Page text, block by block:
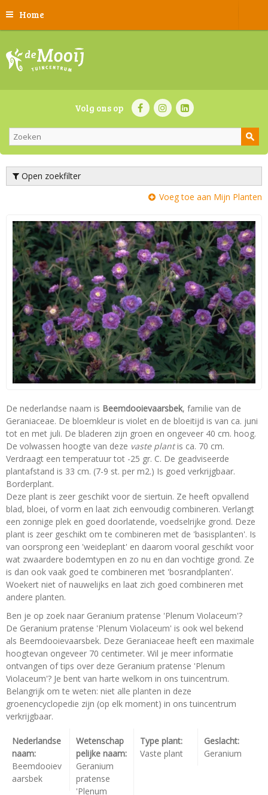
Home
Volg ons op
Open zoekfilter
Voeg toe aan Mijn Planten
De nederlandse naam is Beemdooievaarsbek, familie van de
Geraniaceae. De bloemkleur is violet en de bloeitijd is van ca. juni
tot en met juli. De bladeren zijn groen en ongeveer 40 cm. hoog.
De volwassen hoogte van deze vaste plantis ca. 70 cm.
Verdraagt een temperatuur tot -25 gr. C. De geadviseerde
plantafstand is 33 cm. (7-9 st. per m2.) Is goed verkrijgbaar.
Borderplant.
Deze plant is zeer geschikt voor de siertuin. Ze heeft opvallend
blad, bloei, of vorm en laat zich eenvoudig combineren. Verlangt
een zonnige plek en goed doorlatende, voedselrijke grond. Deze
plant is zeer geschikt om te combineren met de 'basisplanten'. Is
van oorsprong een 'weideplant' en daarom vooral geschikt voor
wat zwaardere bodemtypen en zo nu en dan vochtige grond. Ze
is dan ook vaak goed te combineren met 'bosrandplanten'.
Woekert niet of nauwelijks en laat zich goed combineren met
andere planten.
Ben je op zoek naar Geranium pratense 'Plenum Violaceum'?
De Geranium pratense 'Plenum Violaceum' is ook wel bekend
als Beemdooievaarsbek. Deze Geraniaceae heeft een maximale
hoogtevan ongeveer 70 centimeter. Wil je meer informatie
ontvangen of tips over deze Geranium pratense 'Plenum
Violaceum'? Je bent van harte welkom in ons tuincentrum.
Belangrijk om te weten: niet alle planten in deze
groenencyclopedie zijn (op elk moment) in ons tuincentrum
verkrijgbaar.
Nederlandse
naam:
Beemdooiev
aarsbek
Wetenschap
pelijke naam:
Geranium
pratense
'Plenum
Type plant:
Vaste plant
Geslacht:
Geranium